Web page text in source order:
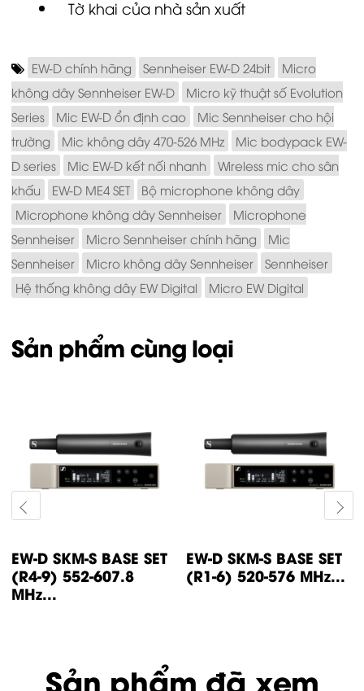
Tờ khai của nhà sản xuất
EW-D chính hãng Sennheiser EW-D 24bit
Micro
không dây Sennheiser EW-D
Micro kỹ thuật số Evolution
Series
Mic EW-D ổn định cao
Mic Sennheiser cho hội
trường
Mic không dây 470-526 MHz
Mic bodypack EW-
D series
Mic EW-D kết nối nhanh
Wireless mic cho sân
khấu
EW-D ME4 SET
Bộ microphone không dây
Microphone không dây Sennheiser
Microphone
Sennheiser
Micro Sennheiser chính hãng
Mic
Sennheiser
Micro không dây Sennheiser
Sennheiser
Hệ thống không dây EW Digital
Micro EW Digital
Sản phẩm cùng loại
EW-D SKM-S BASE SET
(Q1-6) 470.2-526
MHz...
EW-D SK BASE SET (S7-
10) 662-693.8 MHz...
Sản phẩm đã xem